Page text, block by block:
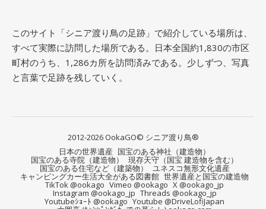
このサイト「シニア渡り鳥の足跡」で紹介している場所は、
すべて実際に訪問した場所である。日本全国約1,830の市区
町村のうち、1,286カ所を訪問済みである。少しずつ、写真
と言葉で足跡を残していく。
2012-2026 OokaGO© シニア渡り鳥®
日本の世界遺産 国宝のある神社（建造物）
国宝のある寺院（建造物） 現存天守（国宝 建造物を含む）
国宝のある住宅など（建築物） ユネスコ無形文化遺産
キャンピングカー生活大全がある図書館 世界遺産と国宝の建造物
TikTok @ookago Vimeo @ookago X @ookago_jp
Instagram @ookago_jp Threads @ookago_jp
Youtubeｼｮｰﾄ @ookago Youtube @DriveLofiJapan